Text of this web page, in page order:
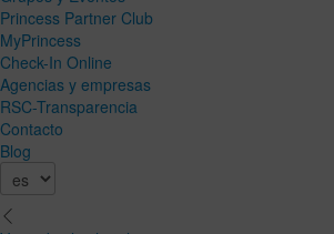
Princess Partner Club
MyPrincess
Check-In Online
Agencias y empresas
RSC-Transparencia
Contacto
Blog